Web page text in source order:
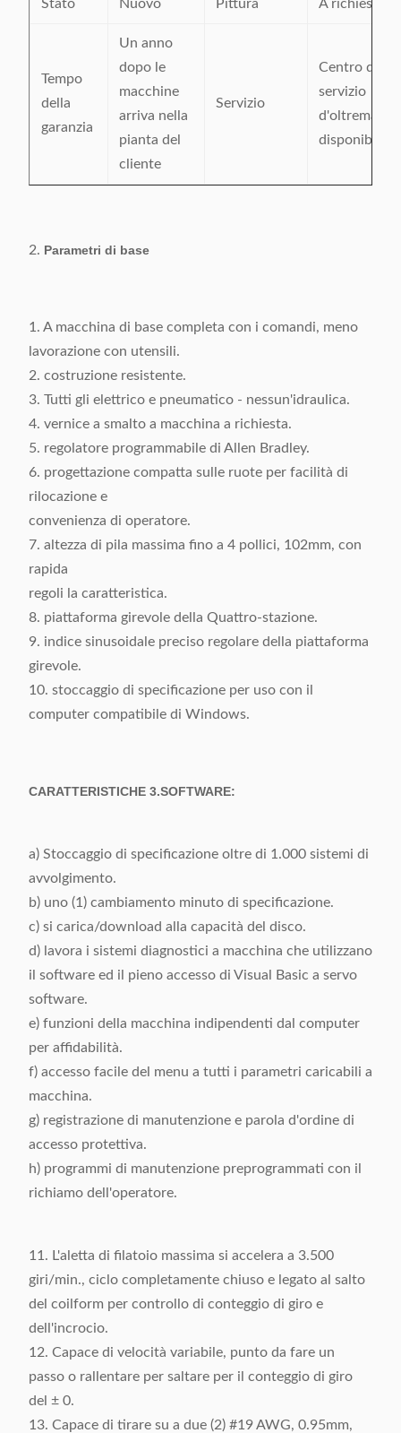
Stato Nuovo Pittura A richiesta
Tempo
della
garanzia
Un anno
dopo le
macchine
arriva nella
pianta del
cliente
Servizio
Centro di
servizio
d'oltremare
disponibile
2. Parametri di base
1. A macchina di base completa con i comandi, meno
lavorazione con utensili.
2. costruzione resistente.
3. Tutti gli elettrico e pneumatico - nessun'idraulica.
4. vernice a smalto a macchina a richiesta.
5. regolatore programmabile di Allen Bradley.
6. progettazione compatta sulle ruote per facilità di
rilocazione e
convenienza di operatore.
7. altezza di pila massima fino a 4 pollici, 102mm, con
rapida
regoli la caratteristica.
8. piattaforma girevole della Quattro-stazione.
9. indice sinusoidale preciso regolare della piattaforma
girevole.
10. stoccaggio di specificazione per uso con il
computer compatibile di Windows.
CARATTERISTICHE 3.SOFTWARE:
a) Stoccaggio di specificazione oltre di 1.000 sistemi di
avvolgimento.
b) uno (1) cambiamento minuto di specificazione.
c) si carica/download alla capacità del disco.
d) lavora i sistemi diagnostici a macchina che utilizzano
il software ed il pieno accesso di Visual Basic a servo
software.
e) funzioni della macchina indipendenti dal computer
per affidabilità.
f) accesso facile del menu a tutti i parametri caricabili a
macchina.
g) registrazione di manutenzione e parola d'ordine di
accesso protettiva.
h) programmi di manutenzione preprogrammati con il
richiamo dell'operatore.
11. L'aletta di filatoio massima si accelera a 3.500
giri/min., ciclo completamente chiuso e legato al salto
del coilform per controllo di conteggio di giro e
dell'incrocio.
12. Capace di velocità variabile, punto da fare un
passo o rallentare per saltare per il conteggio di giro
del ± 0.
13. Capace di tirare su a due (2) #19 AWG, 0.95mm,